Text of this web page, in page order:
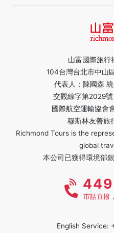
山富國際旅行
104台灣台北市中山
代表人：陳國森
交觀綜字第2029
國際航空運輸協會
穆斯林友善旅
Richmond Tours is the
global
本公司已獲得環境部
市話直撥
English Service: